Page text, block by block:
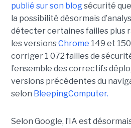
publié sur son blogsécurité
la possibilité désormais
détecter certaines failles plus
les versionsChrome 149 et
corriger 1 072 failles de
l’ensemble des correctifs
versions précédentes du
selon BleepingComputer.
Selon Google, l’IA est